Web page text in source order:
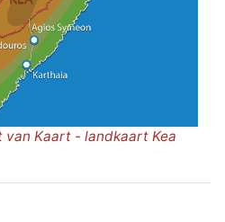
Kaart - landkaart Kea